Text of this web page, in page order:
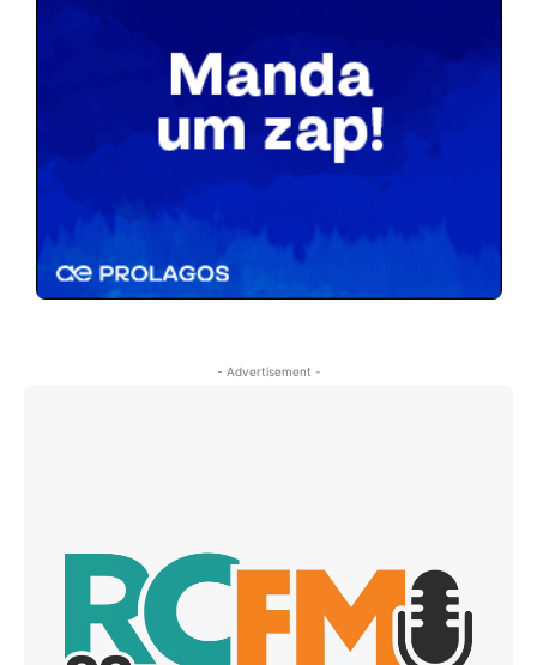
- Advertisement -